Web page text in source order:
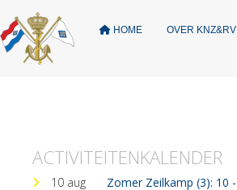
HOME OVER KNZ&RV
ACTIVITEITENKALENDER
10 aug
Zomer Zeilkamp (3): 10 -